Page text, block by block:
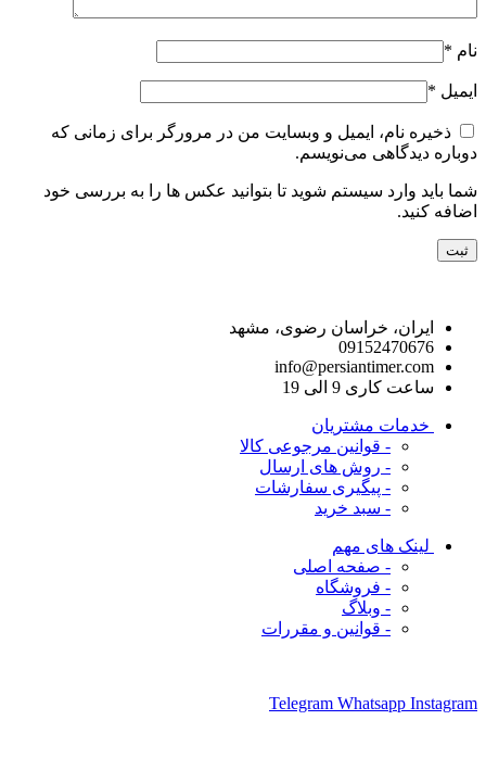
نام *
ایمیل *
ذخیره نام، ایمیل و وبسایت من در مرورگر برای زمانی که
دوباره دیدگاهی می‌نویسم.
شما باید وارد سیستم شوید تا بتوانید عکس ها را به بررسی خود
اضافه کنید.
ایران، خراسان رضوی، مشهد
09152470676
info@persiantimer.com
ساعت کاری 9 الی 19
خدمات مشتریان
- قوانین مرجوعی کالا
- روش های ارسال
- پیگیری سفارشات
- سبد خرید
لینک های مهم
- صفحه اصلی
- فروشگاه
- وبلاگ
- قوانین و مقررات
Telegram Whatsapp Instagram